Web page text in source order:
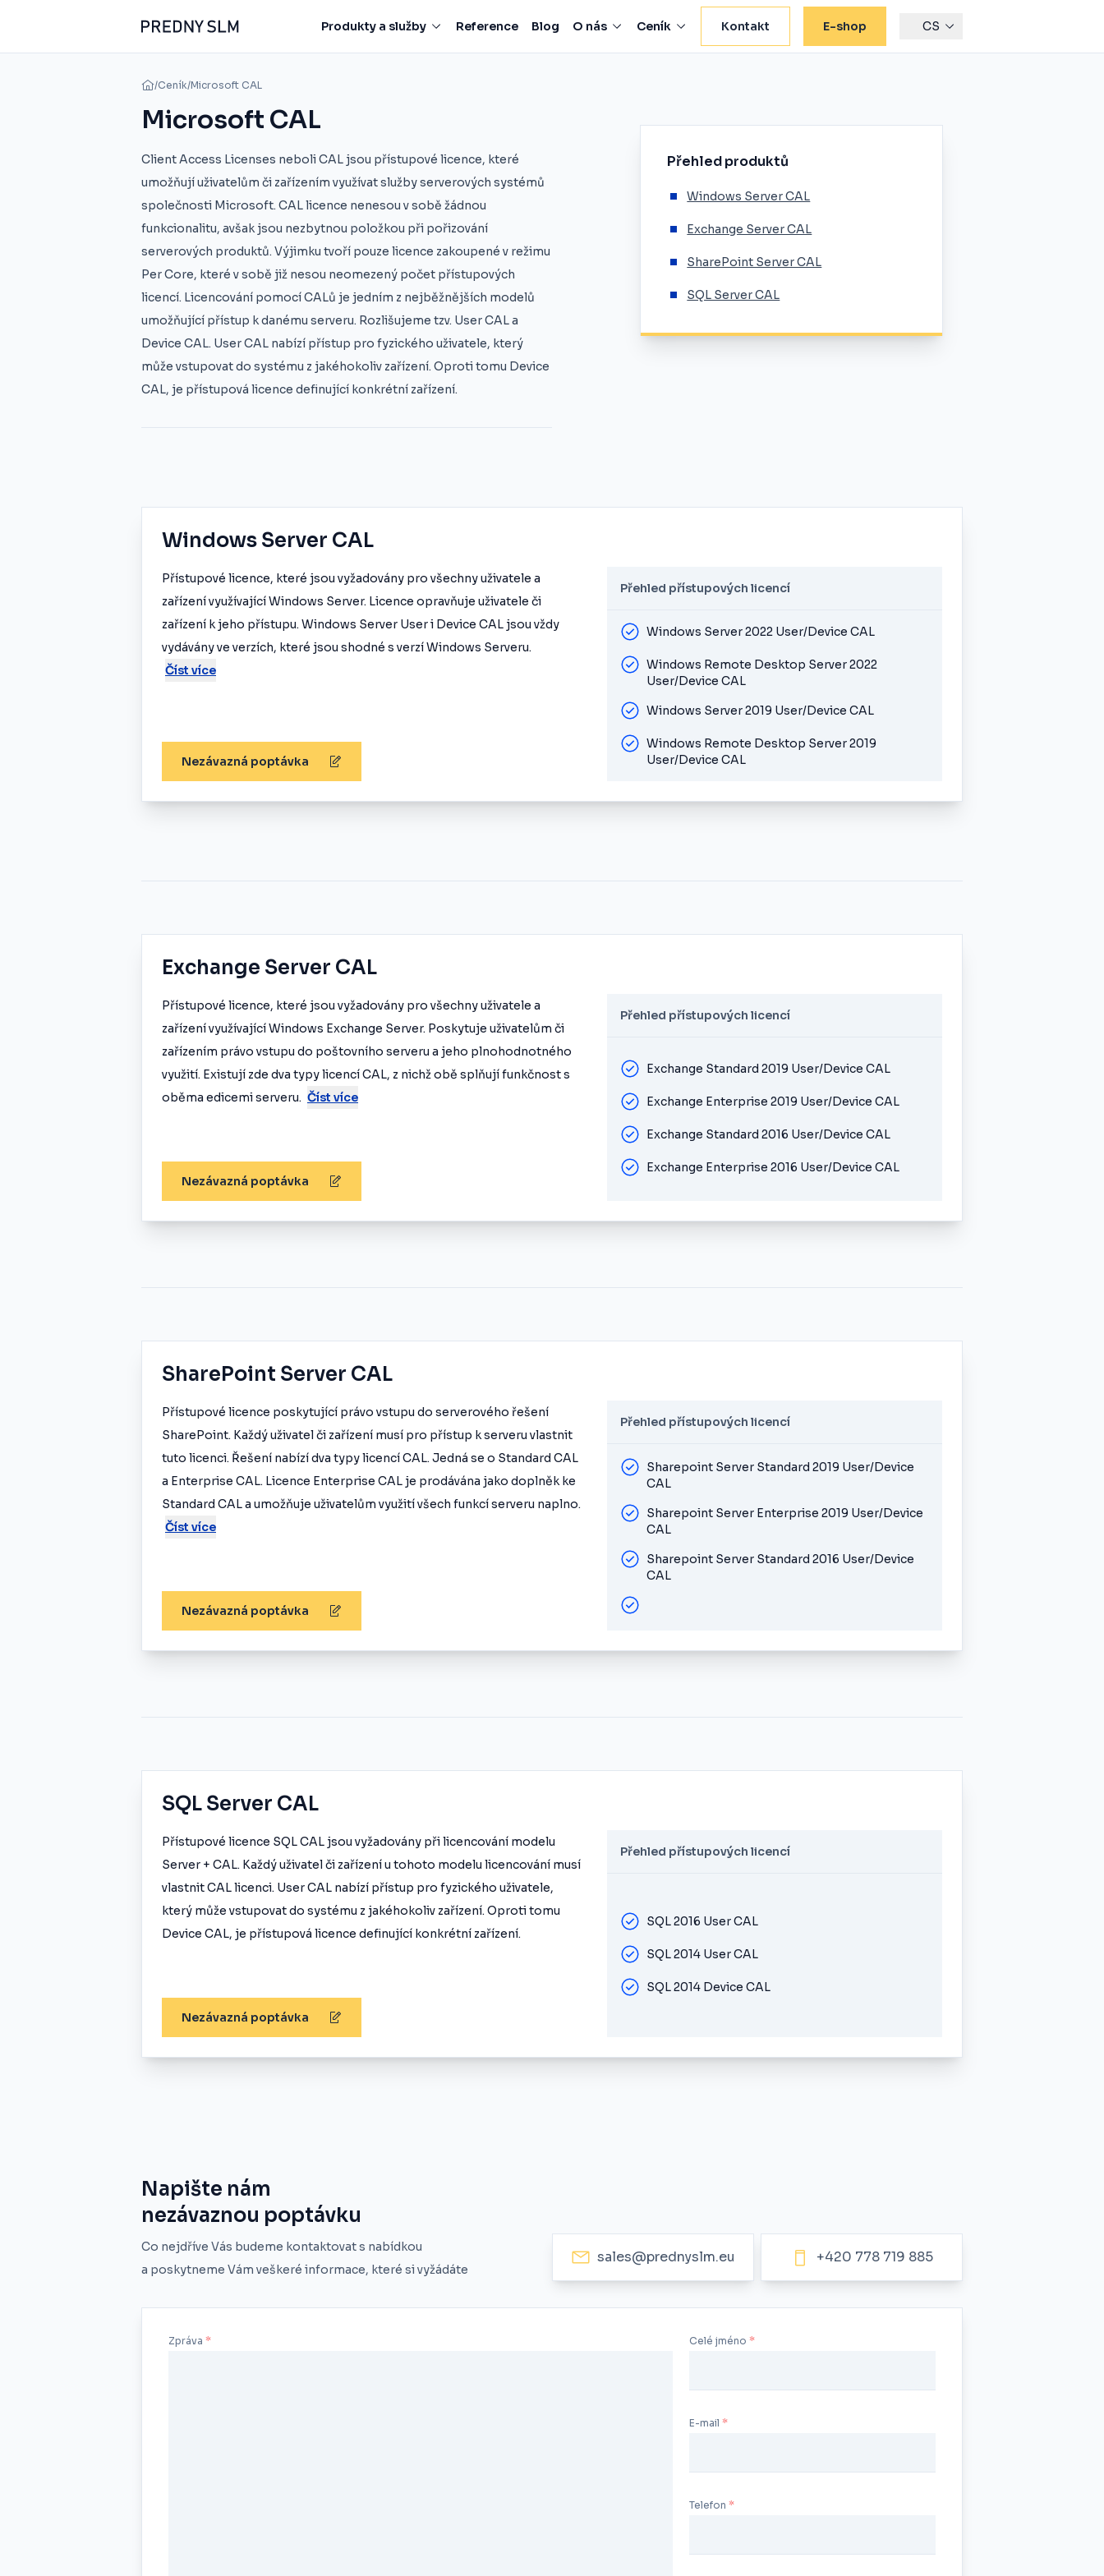
Produkty a služby Reference Blog O nás Ceník Kontakt E-shop CS
/Ceník/Microsoft CAL
Microsoft CAL
Client Access Licenses neboli CAL jsou přístupové licence, které
umožňují uživatelům či zařízením využívat služby serverových systémů
společnosti Microsoft. CAL licence nenesou v sobě žádnou
funkcionalitu, avšak jsou nezbytnou položkou při pořizování
serverových produktů. Výjimku tvoří pouze licence zakoupené v režimu
Per Core, které v sobě již nesou neomezený počet přístupových
licencí. Licencování pomocí CALů je jedním z nejběžnějších modelů
umožňující přístup k danému serveru. Rozlišujeme tzv. User CAL a
Device CAL. User CAL nabízí přístup pro fyzického uživatele, který
může vstupovat do systému z jakéhokoliv zařízení. Oproti tomu Device
CAL, je přístupová licence definující konkrétní zařízení.
Přehled produktů
Windows Server CAL
Exchange Server CAL
SharePoint Server CAL
SQL Server CAL
Windows Server CAL
Přístupové licence, které jsou vyžadovány pro všechny uživatele a
zařízení využívající Windows Server. Licence opravňuje uživatele či
zařízení k jeho přístupu. Windows Server User i Device CAL jsou vždy
vydávány ve verzích, které jsou shodné s verzí Windows Serveru.
Číst více
Nezávazná poptávka
Přehled přístupových licencí
Windows Server 2022 User/Device CAL
Windows Remote Desktop Server 2022
User/Device CAL
Windows Server 2019 User/Device CAL
Windows Remote Desktop Server 2019
User/Device CAL
Exchange Server CAL
Přístupové licence, které jsou vyžadovány pro všechny uživatele a
zařízení využívající Windows Exchange Server. Poskytuje uživatelům či
zařízením právo vstupu do poštovního serveru a jeho plnohodnotného
využití. Existují zde dva typy licencí CAL, z nichž obě splňují funkčnost s
oběma edicemi serveru. Číst více
Nezávazná poptávka
Přehled přístupových licencí
Exchange Standard 2019 User/Device CAL
Exchange Enterprise 2019 User/Device CAL
Exchange Standard 2016 User/Device CAL
Exchange Enterprise 2016 User/Device CAL
SharePoint Server CAL
Přístupové licence poskytující právo vstupu do serverového řešení
SharePoint. Každý uživatel či zařízení musí pro přístup k serveru vlastnit
tuto licenci. Řešení nabízí dva typy licencí CAL. Jedná se o Standard CAL
a Enterprise CAL. Licence Enterprise CAL je prodávána jako doplněk ke
Standard CAL a umožňuje uživatelům využití všech funkcí serveru naplno.
Číst více
Nezávazná poptávka
Přehled přístupových licencí
Sharepoint Server Standard 2019 User/Device
CAL
Sharepoint Server Enterprise 2019 User/Device
CAL
Sharepoint Server Standard 2016 User/Device
CAL
SQL Server CAL
Přístupové licence SQL CAL jsou vyžadovány při licencování modelu
Server + CAL. Každý uživatel či zařízení u tohoto modelu licencování musí
vlastnit CAL licenci. User CAL nabízí přístup pro fyzického uživatele,
který může vstupovat do systému z jakéhokoliv zařízení. Oproti tomu
Device CAL, je přístupová licence definující konkrétní zařízení.
Nezávazná poptávka
Přehled přístupových licencí
SQL 2016 User CAL
SQL 2014 User CAL
SQL 2014 Device CAL
Napište nám
nezávaznou poptávku
Co nejdříve Vás budeme kontaktovat s nabídkou
a poskytneme Vám veškeré informace, které si vyžádáte
sales@prednyslm.eu +420 778 719 885
Zpráva Celé jméno
E-mail
Telefon